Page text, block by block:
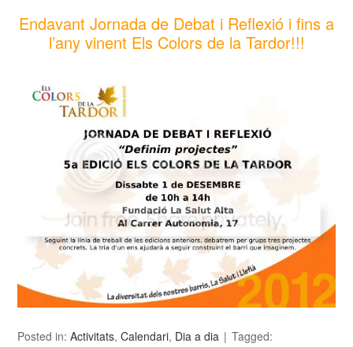
Endavant Jornada de Debat i Reflexió i fins a
l’any vinent Els Colors de la Tardor!!!
Posted in:Activitats,Calendari, Dia a dia
Tagged: